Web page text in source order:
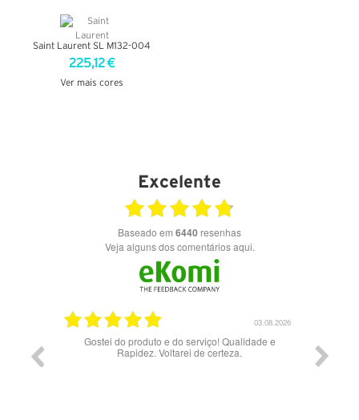
Saint Laurent SL M132-004
225,12 €
Ver mais cores
Excelente
Baseado em 6440 resenhas
Veja alguns dos comentários aqui.
03.08.2026
Gostei do produto e do serviço! Qualidade e
Rapidez. Voltarei de certeza.